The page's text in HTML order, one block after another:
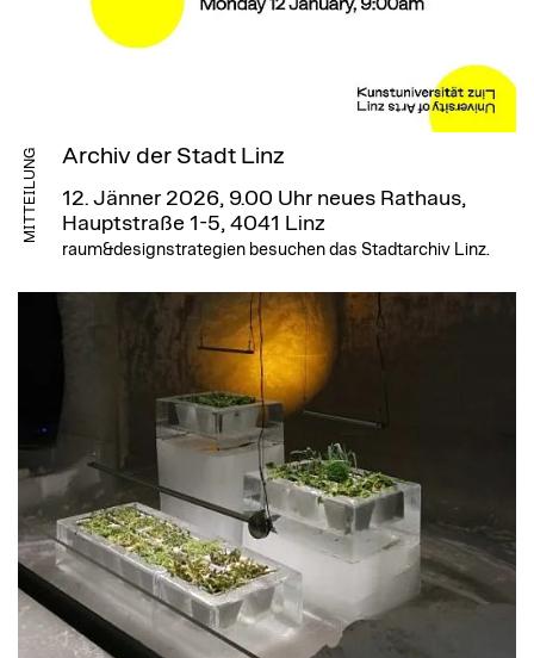
MITTEILUNG Archiv der Stadt Linz
12. Jänner 2026, 9.00 Uhr neues Rathaus,
Hauptstraße 1-5, 4041 Linz
raum&designstrategien besuchen das Stadtarchiv Linz.